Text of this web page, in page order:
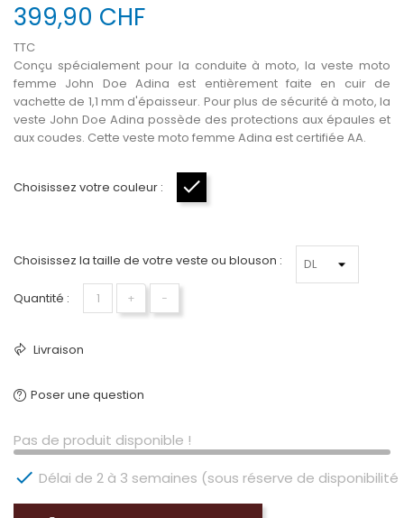
399,90 CHF
TTC
Conçu spécialement pour la conduite à moto, la veste moto
femme John Doe Adina est entièrement faite en cuir de
vachette de 1,1 mm d'épaisseur. Pour plus de sécurité à moto, la
veste John Doe Adina possède des protections aux épaules et
aux coudes. Cette veste moto femme Adina est certifiée AA.
Choisissez votre couleur :
Choisissez la taille de votre veste ou blouson :
Quantité : + −
Livraison
Poser une question
Pas de produit disponible !
 Délai de 2 à 3 semaines (sous réserve de